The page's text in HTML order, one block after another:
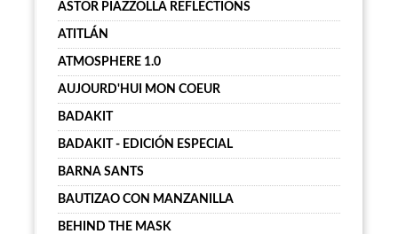
ASTOR PIAZZOLLA REFLECTIONS
ATITLÁN
ATMOSPHERE 1.0
AUJOURD'HUI MON COEUR
BADAKIT
BADAKIT - EDICIÓN ESPECIAL
BARNA SANTS
BAUTIZAO CON MANZANILLA
BEHIND THE MASK